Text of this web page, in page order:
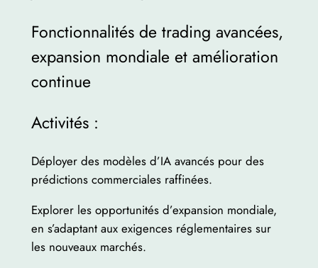
Fonctionnalités de trading avancées,
expansion mondiale et amélioration
continue
Activités :
Déployer des modèles d’IA avancés pour des
prédictions commerciales raffinées.
Explorer les opportunités d’expansion mondiale,
en s’adaptant aux exigences réglementaires sur
les nouveaux marchés.